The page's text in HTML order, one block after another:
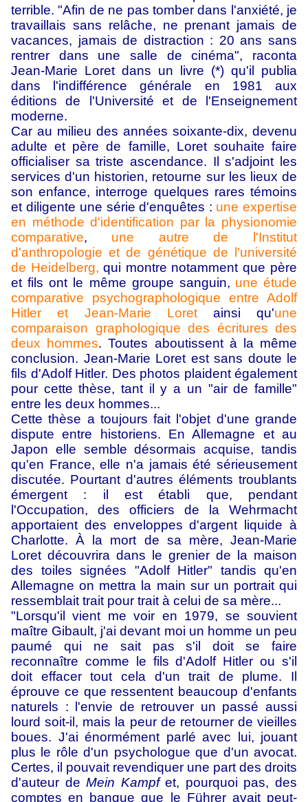
terrible. "Afin de ne pas tomber dans l'anxiété, je
travaillais sans relâche, ne prenant jamais de
vacances, jamais de distraction : 20 ans sans
rentrer dans une salle de cinéma", raconta
Jean-Marie Loret dans un livre (*) qu'il publia
dans l'indifférence générale en 1981 aux
éditions de l'Université et de l'Enseignement
moderne.
Car au milieu des années soixante-dix, devenu
adulte et père de famille, Loret souhaite faire
officialiser sa triste ascendance. Il s'adjoint les
services d'un historien, retourne sur les lieux de
son enfance, interroge quelques rares témoins
et diligente une série d'enquêtes : une expertise
en méthode d'identification par la physionomie
comparative,
une autre de l'Institut
d'anthropologie et de génétique de l'université
de Heidelberg, qui montre notamment que père
et fils ont le même groupe sanguin, une étude
comparative psychographologique entre Adolf
Hitler et Jean-Marie Loret
ainsi qu'une
comparaison graphologique des écritures des
deux hommes. Toutes aboutissent à la même
conclusion. Jean-Marie Loret est sans doute le
fils d'Adolf Hitler. Des photos plaident également
pour cette thèse, tant il y a un "air de famille"
entre les deux hommes...
Cette thèse a toujours fait l'objet d'une grande
dispute entre historiens. En Allemagne et au
Japon elle semble désormais acquise, tandis
qu'en France, elle n'a jamais été sérieusement
discutée. Pourtant d'autres éléments troublants
émergent : il est établi que, pendant
l'Occupation, des officiers de la Wehrmacht
apportaient des enveloppes d'argent liquide à
Charlotte. À la mort de sa mère, Jean-Marie
Loret découvrira dans le grenier de la maison
des toiles signées "Adolf Hitler" tandis qu'en
Allemagne on mettra la main sur un portrait qui
ressemblait trait pour trait à celui de sa mère...
"Lorsqu'il vient me voir en 1979, se souvient
maître Gibault, j'ai devant moi un homme un peu
paumé qui ne sait pas s'il doit se faire
reconnaître comme le fils d'Adolf Hitler ou s'il
doit effacer tout cela d'un trait de plume. Il
éprouve ce que ressentent beaucoup d'enfants
naturels : l'envie de retrouver un passé aussi
lourd soit-il, mais la peur de retourner de vieilles
boues. J'ai énormément parlé avec lui, jouant
plus le rôle d'un psychologue que d'un avocat.
Certes, il pouvait revendiquer une part des droits
d'auteur deMein Kampfet, pourquoi pas, des
comptes en banque que le Führer avait peut-